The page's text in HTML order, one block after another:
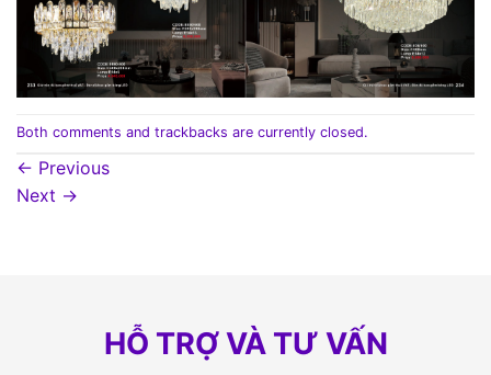
Both comments and trackbacks are currently closed.
← Previous
Next →
HỖ TRỢ VÀ TƯ VẤN